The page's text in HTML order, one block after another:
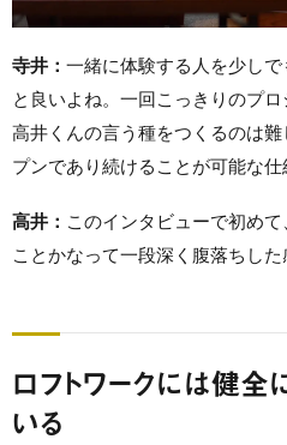
寺井： 一緒に体験する人を少し
と良いよね。一回こっきりのプ
高井くんの言う種をつくるのは
プンであり続けることが可能な仕
高井： このインタビューで初め
ことかなって一段深く腹落ちした
ロフトワークには健
いる